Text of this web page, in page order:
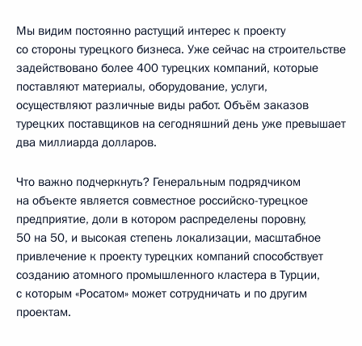
Мы видим постоянно растущий интерес к проекту
со стороны турецкого бизнеса. Уже сейчас на строительстве
задействовано более 400 турецких компаний, которые
поставляют материалы, оборудование, услуги,
осуществляют различные виды работ. Объём заказов
турецких поставщиков на сегодняшний день уже превышает
два миллиарда долларов.
Что важно подчеркнуть? Генеральным подрядчиком
на объекте является совместное российско-турецкое
предприятие, доли в котором распределены поровну,
50 на 50, и высокая степень локализации, масштабное
привлечение к проекту турецких компаний способствует
созданию атомного промышленного кластера в Турции,
с которым «Росатом» может сотрудничать и по другим
проектам.